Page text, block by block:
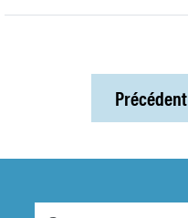
Précédent